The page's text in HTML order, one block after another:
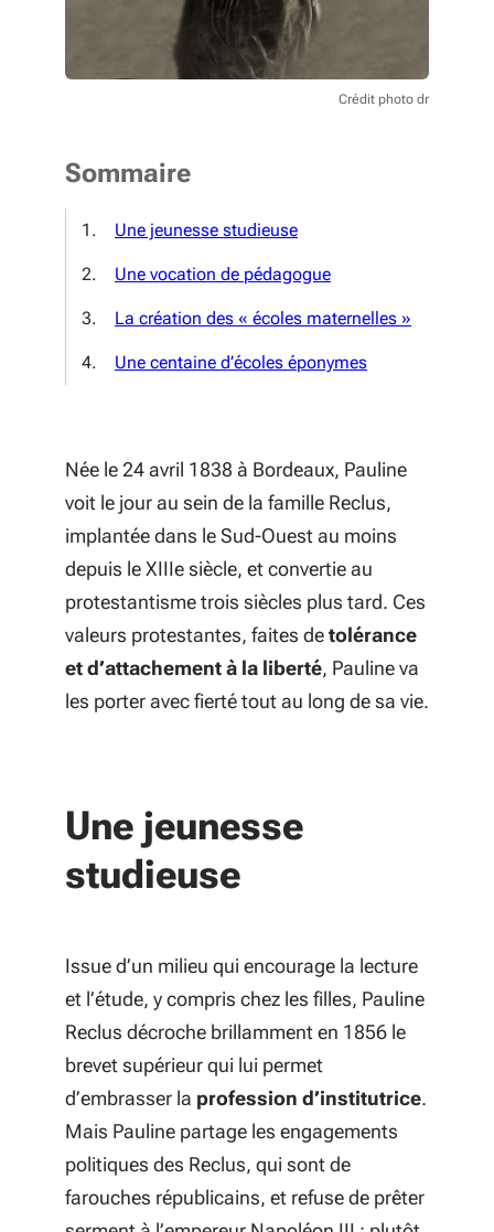
Crédit photo dr
Sommaire
Une jeunesse studieuse
Une vocation de pédagogue
La création des « écoles maternelles »
Une centaine d’écoles éponymes
Née le 24 avril 1838 à Bordeaux, Pauline
voit le jour au sein de la famille Reclus,
implantée dans le Sud-Ouest au moins
depuis le XIIIe siècle, et convertie au
protestantisme trois siècles plus tard. Ces
valeurs protestantes, faites detolérance
et d’attachement à la liberté, Pauline va
les porter avec fierté tout au long de sa vie.
Une jeunesse
studieuse
Issue d’un milieu qui encourage la lecture
et l’étude, y compris chez les filles, Pauline
Reclus décroche brillamment en 1856 le
brevet supérieur qui lui permet
d’embrasser la profession d’institutrice.
Mais Pauline partage les engagements
politiques des Reclus, qui sont de
farouches républicains, et refuse de prêter